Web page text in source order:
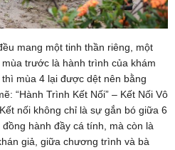
mang một tinh thần riêng, một
trước là hành trình của khám
mùa 4 lại được dệt nên bằng
“Hành Trình Kết Nối” – Kết Nối Vô
nối không chỉ là sự gắn bó giữa 6
hành đầy cá tính, mà còn là
giả, giữa chương trình và bà